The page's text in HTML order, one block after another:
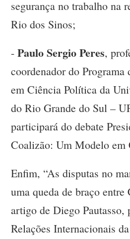
segurança no trabalho na
Rio dos Sinos;
-Paulo Sergio Peres,
coordenador do Programa
em Ciência Política da
do Rio Grande do Sul –
participará do debate
Coalizão: Um Modelo em
Enfim, “As disputas no
uma queda de braço entre
artigo de Diego Pautasso,
Relações Internacionais